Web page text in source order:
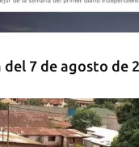
7 de agosto de